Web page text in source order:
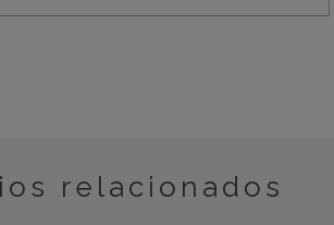
relacionados